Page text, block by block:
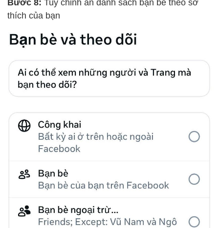
Bước 8: Tuỳ chỉnh ẩn danh sách bạn bè theo sở
thích của bạn